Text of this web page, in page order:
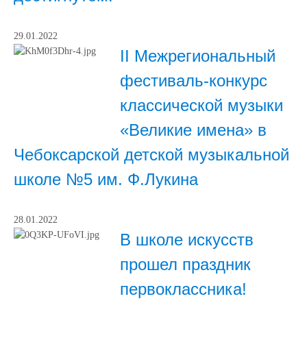
29.01.2022
II Межрегиональный
фестиваль-конкурс
классической музыки
«Великие имена» в
Чебоксарской детской музыкальной
школе №5 им. Ф.Лукина
28.01.2022
В школе искусств
прошел праздник
первоклассника!